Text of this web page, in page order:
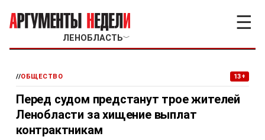
ЛЕНОБЛАСТЬ﹀
☰
//ОБЩЕСТВО 13+
Перед судом предстанут трое жителей
Ленобласти за хищение выплат
контрактникам